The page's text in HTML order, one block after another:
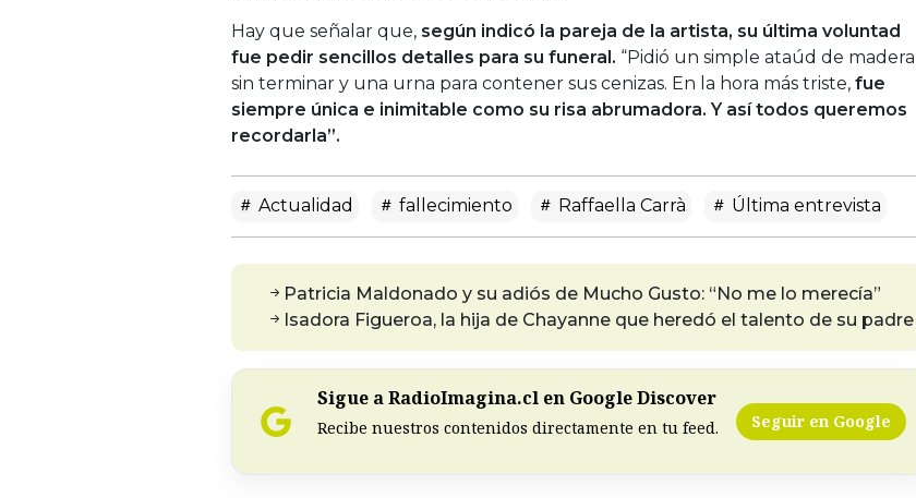
Hay que señalar que, según indicó la pareja de la artista, su última voluntad
fue pedir sencillos detalles para su funeral. “Pidió un simple ataúd de madera
sin terminar y una urna para contener sus cenizas. En la hora más triste, fue
siempre única e inimitable como su risa abrumadora. Y así todos queremos
recordarla”.
Actualidad fallecimiento Raffaella Carrà Última entrevista
Patricia Maldonado y su adiós de Mucho Gusto: “No me lo merecía”
Isadora Figueroa, la hija de Chayanne que heredó el talento de su padre
Sigue a RadioImagina.cl en Google Discover
Recibe nuestros contenidos directamente en tu feed. Seguir en Google